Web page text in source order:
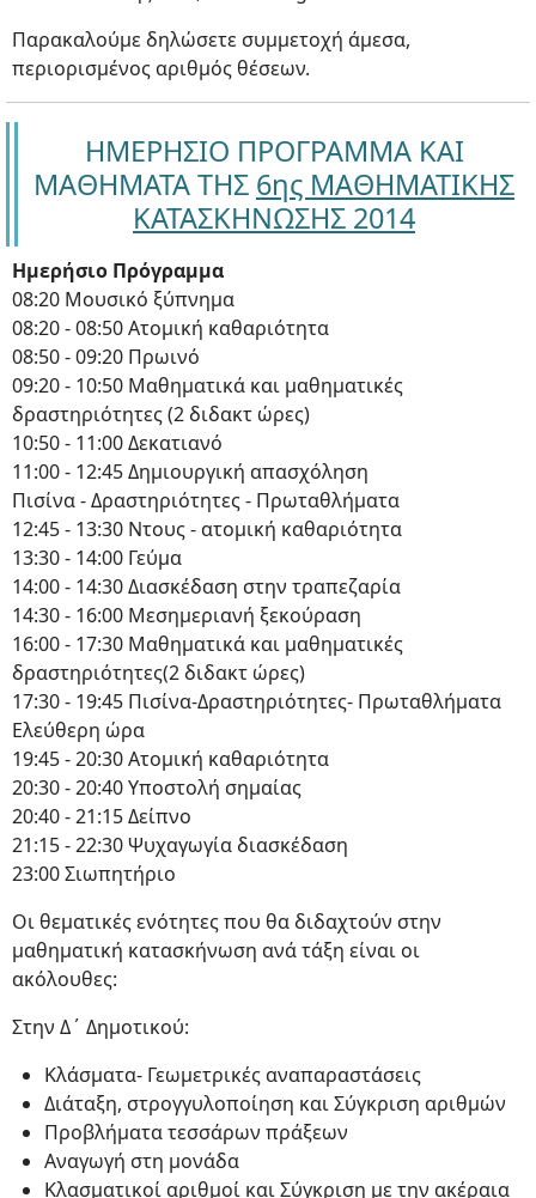
Παρακαλούμε δηλώσετε συμμετοχή άμεσα,
περιορισμένος αριθμός θέσεων.
ΗΜΕΡΗΣΙΟ ΠΡΟΓΡΑΜΜΑ ΚΑΙ
ΜΑΘΗΜΑΤΑ ΤΗΣ 6ης ΜΑΘΗΜΑΤΙΚΗΣ
ΚΑΤΑΣΚΗΝΩΣΗΣ 2014
Ημερήσιο Πρόγραμμα
08:20 Μουσικό ξύπνημα
08:20 - 08:50 Ατομική καθαριότητα
08:50 - 09:20 Πρωινό
09:20 - 10:50 Μαθηματικά και μαθηματικές
δραστηριότητες (2 διδακτ ώρες)
10:50 - 11:00 Δεκατιανό
11:00 - 12:45 Δημιουργική απασχόληση
Πισίνα - Δραστηριότητες - Πρωταθλήματα
12:45 - 13:30 Ντους - ατομική καθαριότητα
13:30 - 14:00 Γεύμα
14:00 - 14:30 Διασκέδαση στην τραπεζαρία
14:30 - 16:00 Μεσημεριανή ξεκούραση
16:00 - 17:30 Μαθηματικά και μαθηματικές
δραστηριότητες(2 διδακτ ώρες)
17:30 - 19:45 Πισίνα-Δραστηριότητες- Πρωταθλήματα
Ελεύθερη ώρα
19:45 - 20:30 Ατομική καθαριότητα
20:30 - 20:40 Υποστολή σημαίας
20:40 - 21:15 Δείπνο
21:15 - 22:30 Ψυχαγωγία διασκέδαση
23:00 Σιωπητήριο
Οι θεματικές ενότητες που θα διδαχτούν στην
μαθηματική κατασκήνωση ανά τάξη είναι οι
ακόλουθες:
Στην Δ΄ Δημοτικού:
Κλάσματα- Γεωμετρικές αναπαραστάσεις
Διάταξη, στρογγυλοποίηση και Σύγκριση αριθμών
Προβλήματα τεσσάρων πράξεων
Αναγωγή στη μονάδα
Κλασματικοί αριθμοί και Σύγκριση με την ακέραια